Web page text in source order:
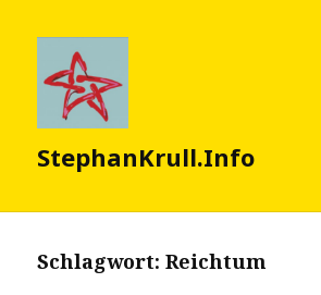
StephanKrull.Info
Schlagwort:Reichtum